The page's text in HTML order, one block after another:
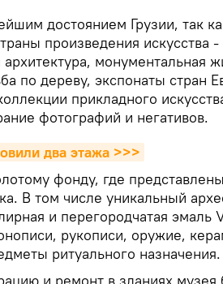
достоянием Грузии, так
произведения искусства -
архитектура, монументальная
по дереву, экспонаты стран
прикладного
фотографий и негативов.
два этажа >>>
фонду, где
В том числе уникальный
и перегородчатая эмаль
рукописи, оружие,
ритуального назначения.
и ремонт в зданиях музея